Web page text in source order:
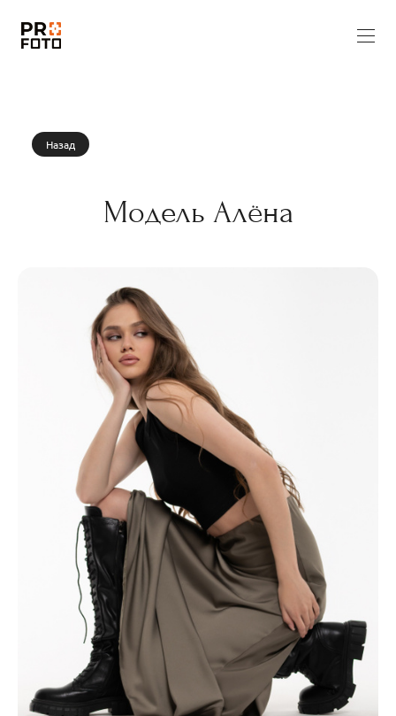
Назад
Модель Алёна